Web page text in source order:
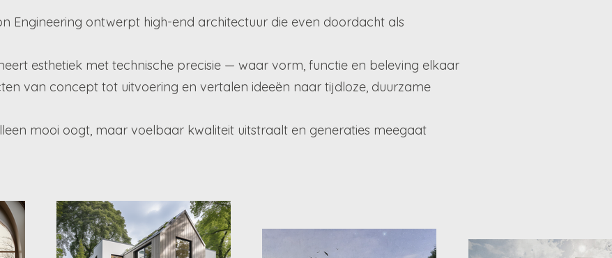
Engineering ontwerpt high-end architectuur die even doordacht als
esthetiek met technische precisie — waar vorm, functie en beleving elkaar
van concept tot uitvoering en vertalen ideeën naar tijdloze, duurzame
mooi oogt, maar voelbaar kwaliteit uitstraalt en generaties meegaat